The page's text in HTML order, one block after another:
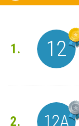
1. 12
2. 12А